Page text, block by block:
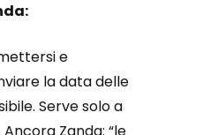
e
la data delle
Serve solo a